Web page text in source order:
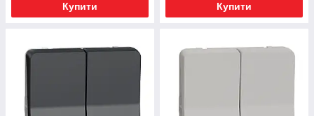
Купити Купити